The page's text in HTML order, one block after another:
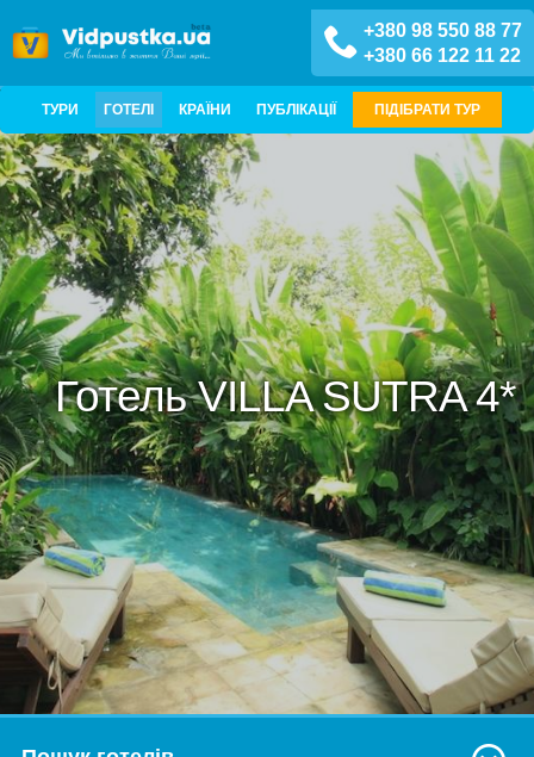
+380 98 550 88 77
+380 66 122 11 22
ТУРИ ГОТЕЛІ КРАЇНИ ПУБЛІКАЦІЇ ПІДІБРАТИ ТУР
Готель VILLA SUTRA 4*